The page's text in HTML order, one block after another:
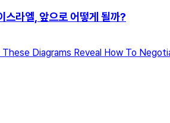
스라엘, 앞으로 어떻게 될까?
These Diagrams Reveal How To